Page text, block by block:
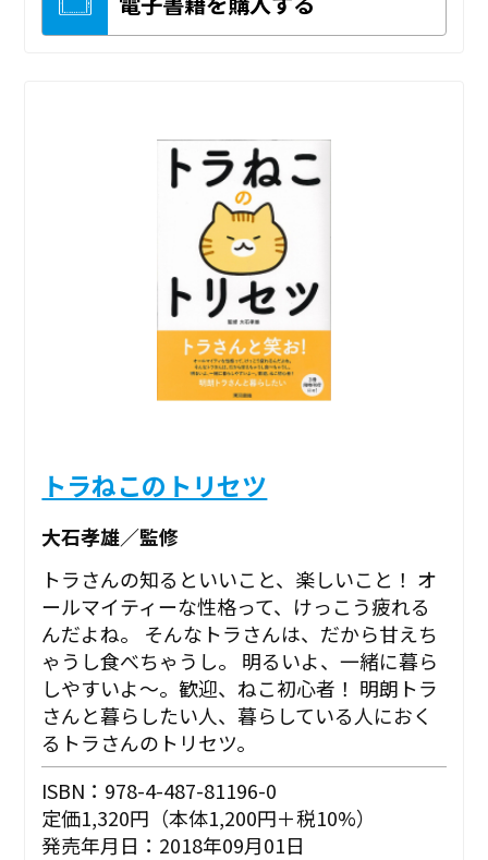
トラねこのトリセツ
大石孝雄／監修
トラさんの知るといいこと、楽しいこと！ オ
ールマイティーな性格って、けっこう疲れる
んだよね。 そんなトラさんは、だから甘えち
ゃうし食べちゃうし。 明るいよ、一緒に暮ら
しやすいよ～。歓迎、ねこ初心者！ 明朗トラ
さんと暮らしたい人、暮らしている人におく
るトラさんのトリセツ。
ISBN：978-4-487-81196-0
定価1,320円（本体1,200円＋税10%）
発売年月日：2018年09月01日